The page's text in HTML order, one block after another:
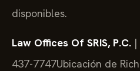
disponibles.
Law Offices Of SRIS, P.C. |
437-7747Ubicación de